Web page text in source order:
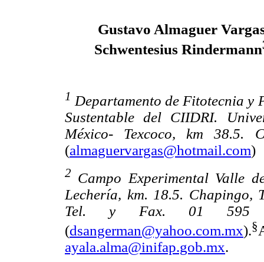
Gustavo Almaguer
Schwentesius Rindermann
1 Departamento de Fitotecnia y
Sustentable del CIIDRI.
México- Texcoco, km 38.5.
(almaguervargas@hotmail.com)
2 Campo Experimental Valle
Lechería, km. 18.5. Chapingo,
Tel. y Fax. 01 595
(dsangerman@yahoo.com.mx).§
ayala.alma@inifap.gob.mx.